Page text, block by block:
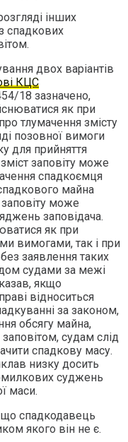
інших
спадкових
двох варіантів
КЦС
18 зазначено,
як при
тлумачення змісту
позовної вимоги
для прийняття
заповіту може
спадкоємця
майна
може
заповідача.
як при
вимогами, так і при
заявлення таких
судами за межі
якщо
відноситься
за законом,
обсягу майна,
судам слід
спадкову масу.
низку досить
суджень
маси.
що спадкодавець
якого він не є.